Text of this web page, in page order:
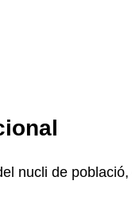
nucli de